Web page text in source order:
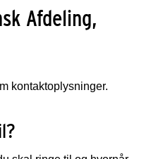
Afdeling,
kontaktoplysninger.